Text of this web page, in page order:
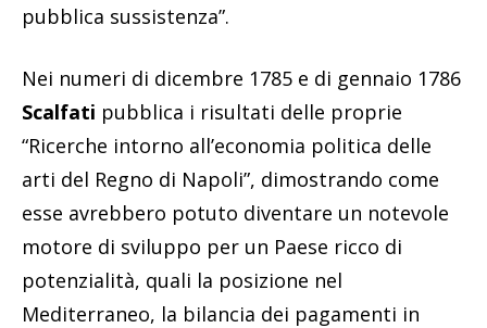
pubblica sussistenza”.
Nei numeri di dicembre 1785 e di gennaio 1786
Scalfati pubblica i risultati delle proprie
“Ricerche intorno all’economia politica delle
arti del Regno di Napoli”, dimostrando come
esse avrebbero potuto diventare un notevole
motore di sviluppo per un Paese ricco di
potenzialità, quali la posizione nel
Mediterraneo, la bilancia dei pagamenti in